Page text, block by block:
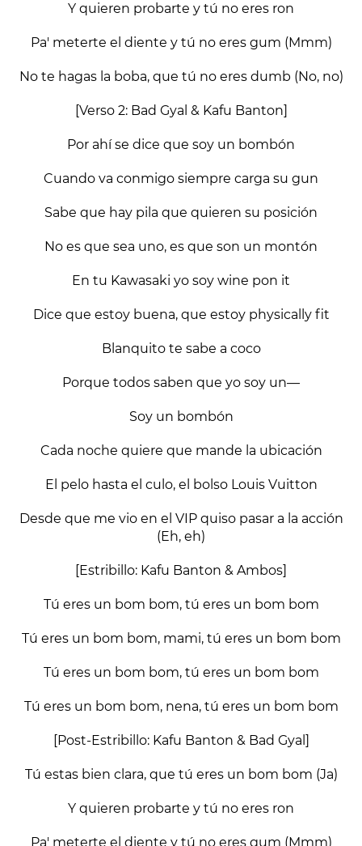
Y quieren probarte y tú no eres ron
Pa' meterte el diente y tú no eres gum (Mmm)
No te hagas la boba, que tú no eres dumb (No, no)
[Verso 2: Bad Gyal & Kafu Banton]
Por ahí se dice que soy un bombón
Cuando va conmigo siempre carga su gun
Sabe que hay pila que quieren su posición
No es que sea uno, es que son un montón
En tu Kawasaki yo soy wine pon it
Dice que estoy buena, que estoy physically fit
Blanquito te sabe a coco
Porque todos saben que yo soy un—
Soy un bombón
Cada noche quiere que mande la ubicación
El pelo hasta el culo, el bolso Louis Vuitton
Desde que me vio en el VIP quiso pasar a la acción
(Eh, eh)
[Estribillo: Kafu Banton & Ambos]
Tú eres un bom bom, tú eres un bom bom
Tú eres un bom bom, mami, tú eres un bom bom
Tú eres un bom bom, tú eres un bom bom
Tú eres un bom bom, nena, tú eres un bom bom
[Post-Estribillo: Kafu Banton & Bad Gyal]
Tú estas bien clara, que tú eres un bom bom (Ja)
Y quieren probarte y tú no eres ron
Pa' meterte el diente y tú no eres gum (Mmm)